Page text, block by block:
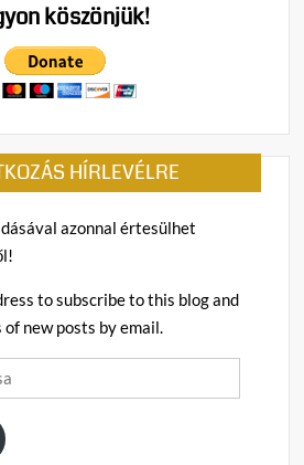
köszönjük!
HÍRLEVÉLRE
azonnal értesülhet
to subscribe to this blog and
new posts by email.